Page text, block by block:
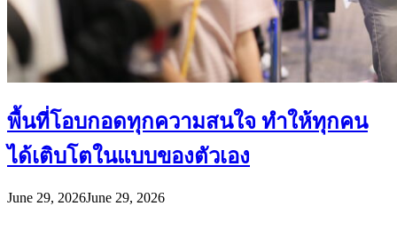
พื้นที่โอบกอดทุกความสนใจ ทำให้ทุกคน
ได้เติบโตในแบบของตัวเอง
June 29, 2026June 29, 2026